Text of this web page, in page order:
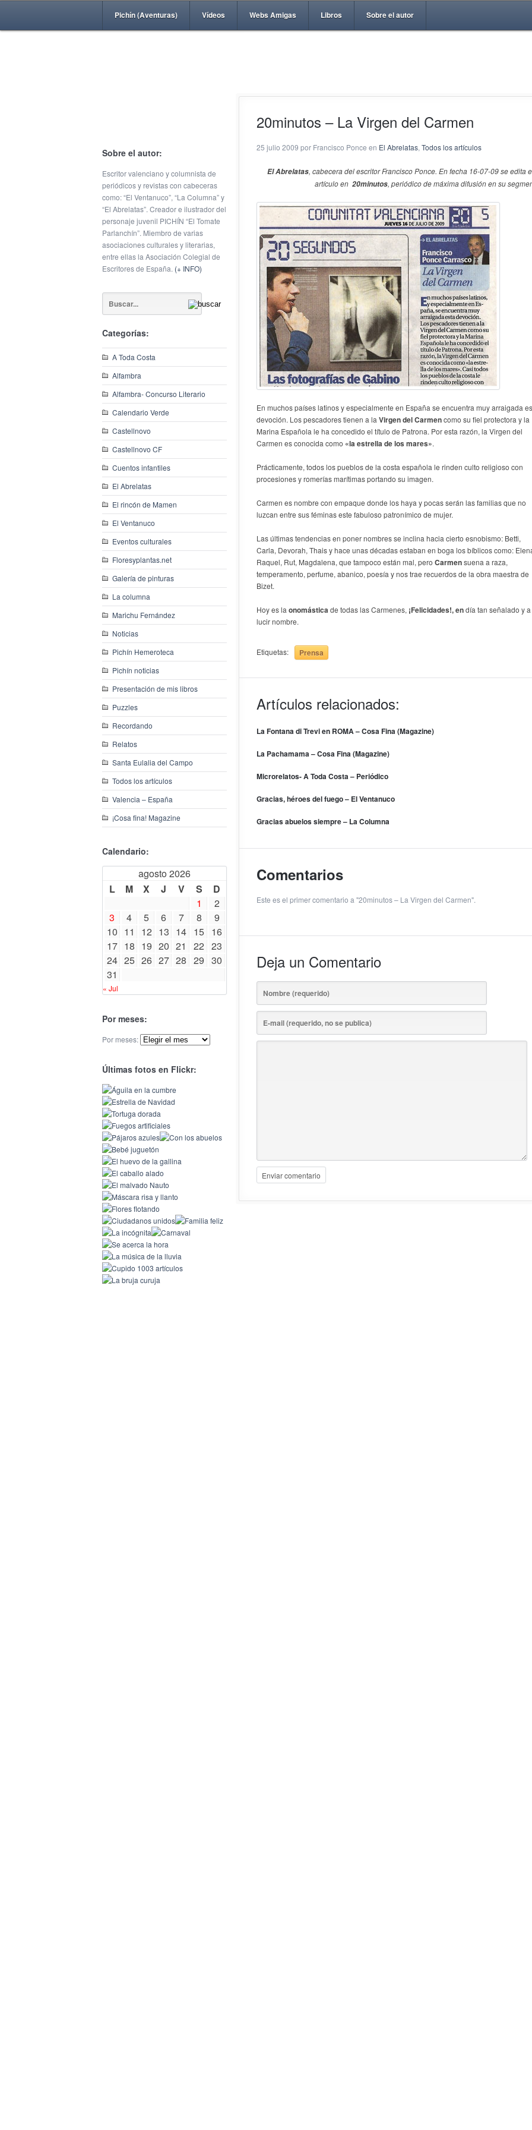
Pichín (Aventuras) Vídeos Webs Amigas Libros Sobre el autor
Sobre el autor:
Escritor valenciano y columnista de
periódicos y revistas con cabeceras
como: “El Ventanuco”, “La Columna” y
“El Abrelatas”. Creador e ilustrador del
personaje juvenil PICHÍN “El Tomate
Parlanchín”. Miembro de varias
asociaciones culturales y literarias,
entre ellas la Asociación Colegial de
Escritores de España. (+ INFO)
Categorías:
A Toda Costa
Alfambra
Alfambra- Concurso Literario
Calendario Verde
Castellnovo
Castellnovo CF
Cuentos infantiles
El Abrelatas
El rincón de Mamen
El Ventanuco
Eventos culturales
Floresyplantas.net
Galería de pinturas
La columna
Marichu Fernández
Noticias
Pichín Hemeroteca
Pichín noticias
Presentación de mis libros
Puzzles
Recordando
Relatos
Santa Eulalia del Campo
Todos los artículos
Valencia – España
¡Cosa fina! Magazine
Calendario:
agosto 2026
L
M X J V S
D
1
2
3
4 5 6 7 8
9
10 11 12 13 14 15 16
17 18 19 20 21 22 23
24 25 26 27 28 29 30
31
« Jul
Por meses:
Por meses:
Últimas fotos en Flickr:
20minutos – La Virgen del Carmen
25 julio 2009 por Francisco Ponce en El Abrelatas, Todos los artículos
El Abrelatas, cabecera del escritor Francisco Ponce. En fecha 16-07-09 se edita
artículo en 20minutos, periódico de máxima difusión en su
En muchos países latinos y especialmente en España se encuentra muy arraigada
devoción. Los pescadores tienen a la Virgen del Carmencomo su fiel protectora y la
Marina Española le ha concedido el título de Patrona. Por esta razón, la Virgen del
Carmen es conocida como «la estrella de los mares».
Prácticamente, todos los pueblos de la costa española le rinden culto religioso con
procesiones y romerías marítimas portando su imagen.
Carmen es nombre con empaque donde los haya y pocas serán las familias que no
luzcan entre sus féminas este fabuloso patronímico de mujer.
Las últimas tendencias en poner nombres se inclina hacia cierto esnobismo: Betti,
Carla, Devorah, Thais y hace unas décadas estaban en boga los bíblicos como:
Raquel, Rut, Magdalena, que tampoco están mal, pero Carmensuena a raza,
temperamento, perfume, abanico, poesía y nos trae recuerdos de la obra maestra de
Bizet.
Hoy es la onomásticade todas las Carmenes, ¡Felicidades!, endía tan señalado y a
lucir nombre.
Etiquetas: Prensa
Artículos relacionados:
La Fontana di Trevi en ROMA – Cosa Fina (Magazine)
La Pachamama – Cosa Fina (Magazine)
Microrelatos- A Toda Costa – Periódico
Gracias, héroes del fuego – El Ventanuco
Gracias abuelos siempre – La Columna
Comentarios
Este es el primer comentario a "20minutos – La Virgen del Carmen".
Deja un Comentario